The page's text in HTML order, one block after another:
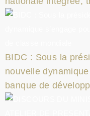
BIDC : Sous la
nouvelle
banque de